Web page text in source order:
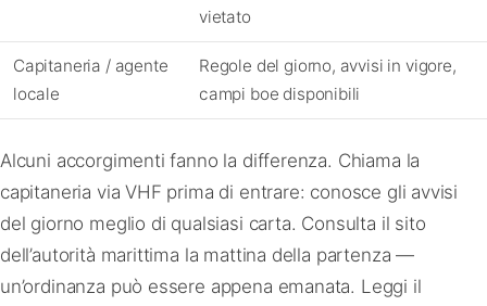
vietato
Capitaneria / agente
locale
Regole del giorno, avvisi in vigore,
campi boe disponibili
Alcuni accorgimenti fanno la differenza. Chiama la
capitaneria via VHF prima di entrare: conosce gli avvisi
del giorno meglio di qualsiasi carta. Consulta il sito
dell’autorità marittima la mattina della partenza —
un’ordinanza può essere appena emanata. Leggi il